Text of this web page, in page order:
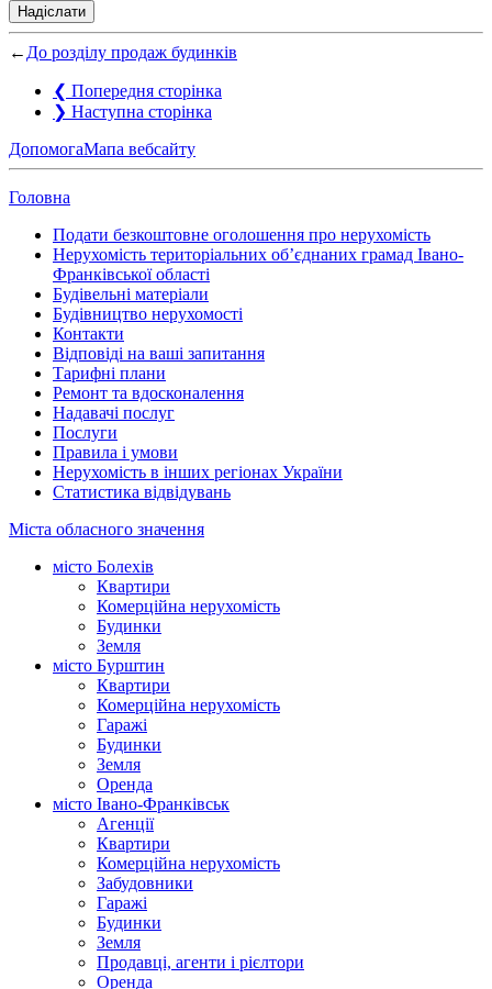
Надіслати
← До розділу продаж будинків
❮ Попередня сторінка
❯ Наступна сторінка
ДопомогаМапа вебсайту
Головна
Подати безкоштовне оголошення про нерухомість
Нерухомість територіальних об’єднаних грамад Івано-
Франківської області
Будівельні матеріали
Будівництво нерухомості
Контакти
Відповіді на ваші запитання
Тарифні плани
Ремонт та вдосконалення
Надавачі послуг
Послуги
Правила і умови
Нерухомість в інших регіонах України
Статистика відвідувань
Міста обласного значення
місто Болехів
Квартири
Комерційна нерухомість
Будинки
Земля
місто Бурштин
Квартири
Комерційна нерухомість
Гаражі
Будинки
Земля
Оренда
місто Івано-Франківськ
Агенції
Квартири
Комерційна нерухомість
Забудовники
Гаражі
Будинки
Земля
Продавці, агенти і рієлтори
Оренда